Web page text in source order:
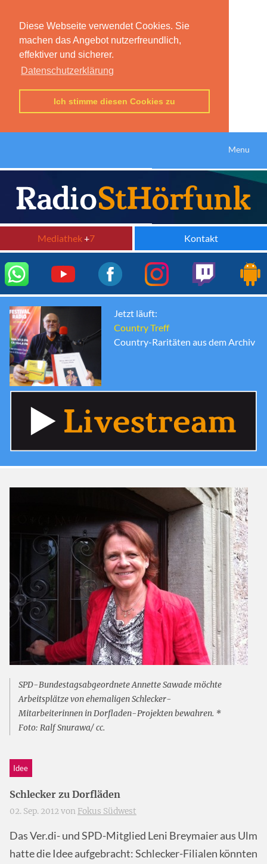
Diese Webseite verwendet Cookies. Sie
machen das Angebot nutzerfreundlich,
effektiver und sicherer.
Datenschutzerklärung
Ich stimme diesen Cookies zu
Menu
Mediathek+7 Kontakt
Jetzt läuft:
Country Treff
Country-Raritäten aus dem Archiv
SPD-Bundestagsabgeordnete Annette Sawade möchte
Arbeitsplätze von ehemaligen Schlecker-
Mitarbeiterinnen in Dorfladen-Projekten bewahren. *
Foto: Ralf Snurawa/ cc.
Idee
Schlecker zu Dorfläden
02. Sep. 2012 von Fokus Südwest
Das Ver.di- undSPD-Mitglied Leni Breymaier aus Ulm
hatte die Idee aufgebracht: Schlecker-Filialen könnten